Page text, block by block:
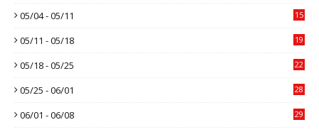
05/04 - 05/11 15
05/11 - 05/18 19
05/18 - 05/25 22
05/25 - 06/01 28
06/01 - 06/08 29